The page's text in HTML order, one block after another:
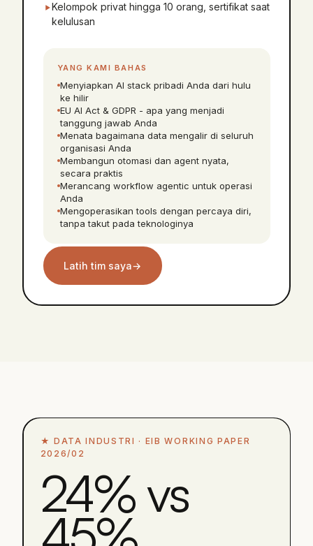
Kelompok privat hingga 10 orang, sertifikat saat
kelulusan
YANG KAMI BAHAS
Menyiapkan AI stack pribadi Anda dari hulu
ke hilir
EU AI Act & GDPR - apa yang menjadi
tanggung jawab Anda
Menata bagaimana data mengalir di seluruh
organisasi Anda
Membangun otomasi dan agent nyata,
secara praktis
Merancang workflow agentic untuk operasi
Anda
Mengoperasikan tools dengan percaya diri,
tanpa takut pada teknologinya
Latih tim saya→
★ DATA INDUSTRI · EIB WORKING PAPER
2026/02
24% vs